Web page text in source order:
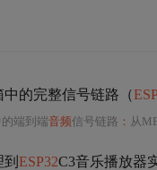
的完整信号链路（
端到端音频信号链路 ： 从
到 ESP32C3音乐播放器